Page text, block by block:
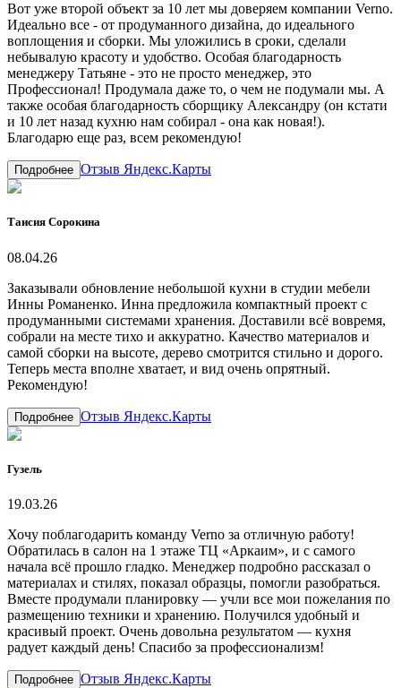
Вот уже второй объект за 10 лет мы доверяем компании Verno.
Идеально все - от продуманного дизайна, до идеального
воплощения и сборки. Мы уложились в сроки, сделали
небывалую красоту и удобство. Особая благодарность
менеджеру Татьяне - это не просто менеджер, это
Профессионал! Продумала даже то, о чем не подумали мы. А
также особая благодарность сборщику Александру (он кстати
и 10 лет назад кухню нам собирал - она как новая!).
Благодарю еще раз, всем рекомендую!
Подробнее Отзыв Яндекс.Карты
Таисия Сорокина
08.04.26
Заказывали обновление небольшой кухни в студии мебели
Инны Романенко. Инна предложила компактный проект с
продуманными системами хранения. Доставили всё вовремя,
собрали на месте тихо и аккуратно. Качество материалов и
самой сборки на высоте, дерево смотрится стильно и дорого.
Теперь места вполне хватает, и вид очень опрятный.
Рекомендую!
Подробнее Отзыв Яндекс.Карты
Гузель
19.03.26
Хочу поблагодарить команду Verno за отличную работу!
Обратилась в салон на 1 этаже ТЦ «Аркаим», и с самого
начала всё прошло гладко. Менеджер подробно рассказал о
материалах и стилях, показал образцы, помогли разобраться.
Вместе продумали планировку — учли все мои пожелания по
размещению техники и хранению. Получился удобный и
красивый проект. Очень довольна результатом — кухня
радует каждый день! Спасибо за профессионализм!
Подробнее Отзыв Яндекс.Карты